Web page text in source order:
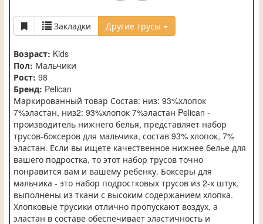
Закладки Другие трусы
Возраст: Kids
Пол: Мальчики
Рост: 98
Бренд: Pelican
Маркированный товар Состав: низ: 93%хлопок
7%эластан, низ2: 93%хлопок 7%эластан Pelican -
производитель нижнего белья, представляет набор
трусов-боксеров для мальчика, состав 93% хлопок, 7%
эластан. Если вы ищете качественное нижнее белье для
вашего подростка, то этот набор трусов точно
понравится вам и вашему ребенку. Боксеры для
мальчика - это набор подростковых трусов из 2-х штук,
выполнены из ткани с высоким содержанием хлопка.
Хлопковые трусики отлично пропускают воздух, а
эластан в составе обеспечивает эластичность и